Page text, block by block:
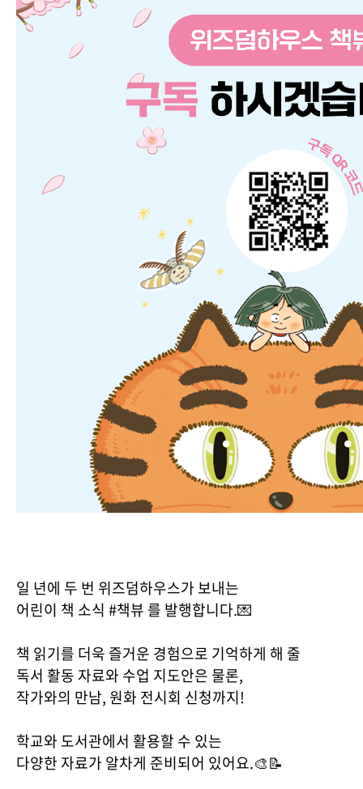
일 년에 두 번 위즈덤하우스가 보내는
어린이 책 소식 #책뷰 를 발행합니다.💌
책 읽기를 더욱 즐거운 경험으로 기억하게 해 줄
독서 활동 자료와 수업 지도안은 물론,
작가와의 만남, 원화 전시회 신청까지!
학교와 도서관에서 활용할 수 있는
다양한 자료가 알차게 준비되어 있어요.🎨📝